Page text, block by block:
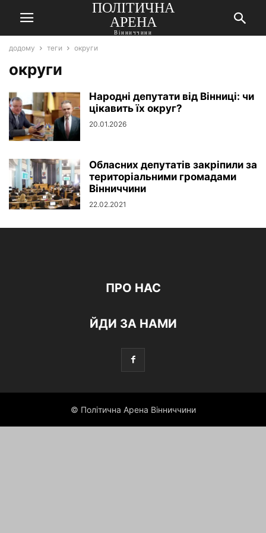
ПОЛІТИЧНА
АРЕНА
Вінниччини
додому теги округи
округи
Народні депутати від Вінниці: чи
цікавить їх округ?
20.01.2026
Обласних депутатів закріпили за
територіальними громадами
Вінниччини
22.02.2021
ПРО НАС
ЙДИ ЗА НАМИ
© Політична Арена Вінниччини